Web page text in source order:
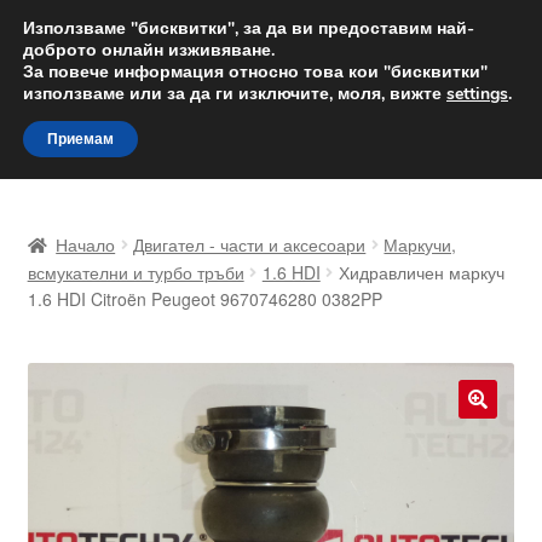
ДОСТАВКА от 12 лв.
Доставка по целия свят
Skip
to
navigation
Skip
to
content
Доставка по целия свят
Контакт
Начало Двигател - части и аксесоари
Маркучи,
всмукателни и турбо тръби
1.6 HDI
Хидравличен маркуч
1.6 HDI Citroën Peugeot 9670746280 0382PP
Използваме "бисквитки", за да ви предоставим най-
доброто онлайн изживяване.
За повече информация относно това кои "бисквитки"
използваме или за да ги изключите, моля, вижте settings.
Приемам